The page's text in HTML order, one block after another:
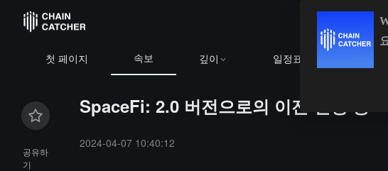
첫 페이지 속보 깊이 일정표
공유하
기
SpaceFi: 2.0 버전으로의 이전 진행 중
2024-04-07 10:40:12